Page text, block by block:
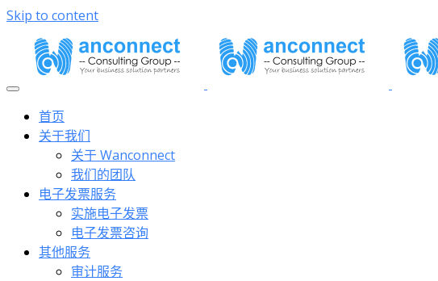
Skip to content
首页
关于我们
关于 Wanconnect
我们的团队
电子发票服务
实施电子发票
电子发票咨询
其他服务
审计服务